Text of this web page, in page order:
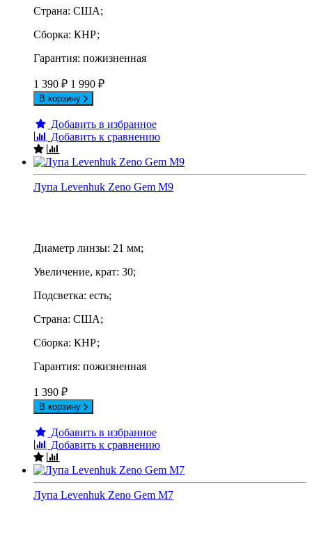
Страна: США;
Сборка: КНР;
Гарантия: пожизненная
1 390 ₽ 1 990 ₽
В корзину
Добавить в избранное
Добавить к сравнению
Лупа Levenhuk Zeno Gem M9
Диаметр линзы: 21 мм;
Увеличение, крат: 30;
Подсветка: есть;
Страна: США;
Сборка: КНР;
Гарантия: пожизненная
1 390 ₽
В корзину
Добавить в избранное
Добавить к сравнению
Лупа Levenhuk Zeno Gem M7